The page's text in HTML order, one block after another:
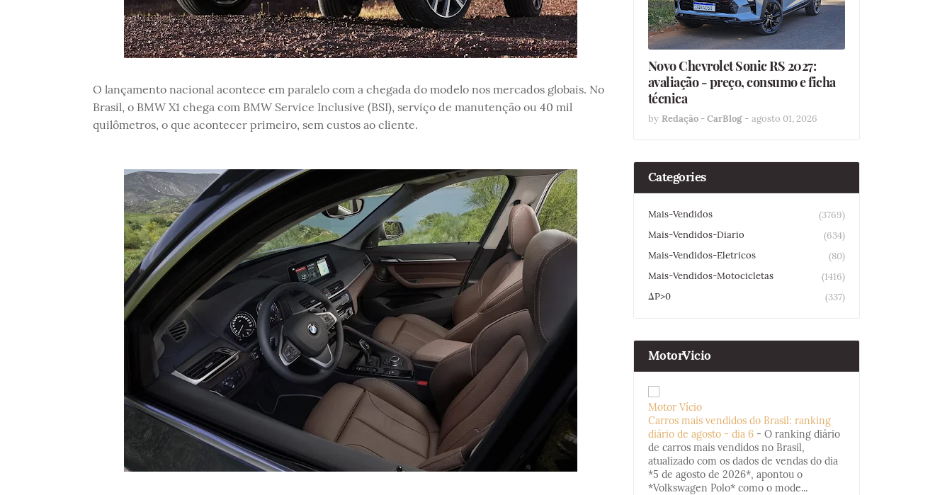
O lançamento nacional acontece em paralelo com a chegada do modelo nos mercados globais. No
Brasil, o BMW X1 chega com BMW Service Inclusive (BSI), serviço de manutenção ou 40 mil
quilômetros, o que acontecer primeiro, sem custos ao cliente.
Novo Chevrolet Sonic RS 2027:
avaliação - preço, consumo e ficha
técnica
by Redação - CarBlog - agosto 01, 2026
Categories
Mais-Vendidos
(3769)
Mais-Vendidos-Diario
(634)
Mais-Vendidos-Eletricos
(80)
Mais-Vendidos-Motocicletas
(1416)
ΔP>0
(337)
MotorVicio
Motor Vício
Carros mais vendidos do Brasil: ranking
diário de agosto - dia 6 - O ranking diário
de carros mais vendidos no Brasil,
atualizado com os dados de vendas do dia
*5 de agosto de 2026*, apontou o
*Volkswagen Polo* como o mode...